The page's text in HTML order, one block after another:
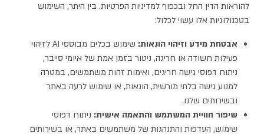
להוראות הדין החל ובכפוף למדיניות הפרטיות. בין היתר, השימוש
בטכנולוגיות אלו עשוי לכלול:
אבטחת מידע וזיהוי הונאות:
שימוש בכלים מבוססי AI לזיהוי
פעילות חשודה או חריגה, ניטור בזמן אמת של איומי סייבר,
ניתוח דפוסי גישה חריגים, ואימות זהות משתמשים, במטרה
למנוע גישה בלתי מורשית, הונאות, או שימוש לרעה באתר
ובשירותים שלנו.
שיפור חוויית המשתמש והתאמה אישית: ניתוח דפוסי
שימוש, העדפות והתנהגות של משתמשים באתר, או בשירותים